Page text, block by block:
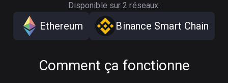
Disponible sur 2 réseaux:
Ethereum Binance Smart Chain
Comment ça fonctionne